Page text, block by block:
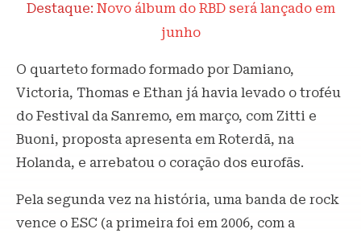
Destaque: Novo álbum do RBD será lançado em
junho
O quarteto formado formado por Damiano,
Victoria, Thomas e Ethan já havia levado o troféu
do Festival da Sanremo, em março, com Zitti e
Buoni, proposta apresenta em Roterdã, na
Holanda, e arrebatou o coração dos eurofãs.
Pela segunda vez na história, uma banda de rock
vence o ESC (a primeira foi em 2006, com a